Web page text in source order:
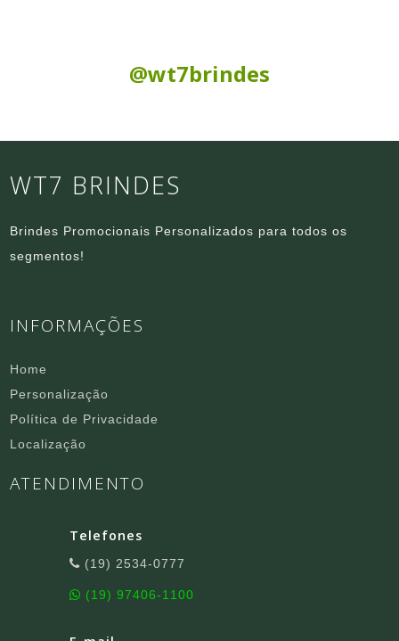
@wt7brindes
WT7 BRINDES
Brindes Promocionais Personalizados para todos os
segmentos!
INFORMAÇÕES
Home
Personalização
Política de Privacidade
Localização
ATENDIMENTO
Telefones
(19) 2534-0777
(19) 97406-1100